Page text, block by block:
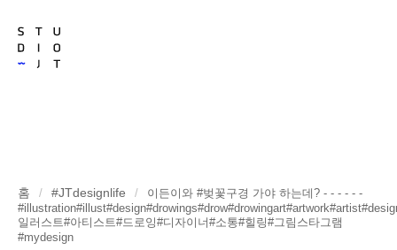
홈 / #JTdesignlife /
이든이와 #벚꽃구경 가야 하는데? - - - - - -
일러스트#아티스트#드로잉#디자이너#소통#힐링#그림스타그램
#mydesign